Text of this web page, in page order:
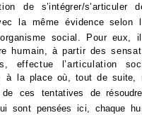
de
s’intégrer/s’articuler
la même évidence selon
social. Pour eux,
humain, à partir des
effectue l’articulation
à la place où, tout de suite,
ces tentatives de
sont pensées ici, chaque